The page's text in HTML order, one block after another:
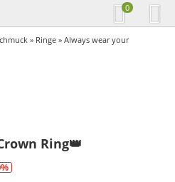
0
» Ringe » Always wear your
Ring👑